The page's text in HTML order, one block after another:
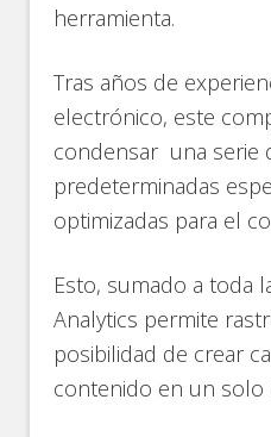
herramienta.
Tras años de
electrónico, este
condensar una serie
predeterminadas
optimizadas para el
Esto, sumado a toda
Analytics permite
posibilidad de crear
contenido en un solo